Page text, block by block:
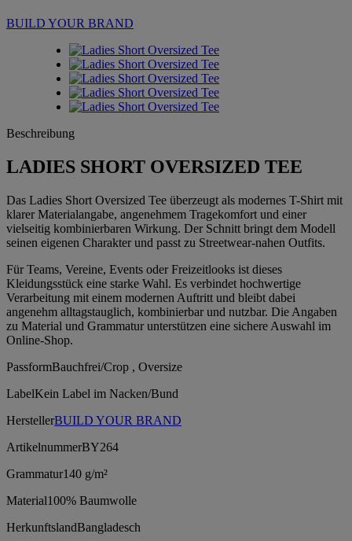
BUILD YOUR BRAND
Beschreibung
LADIES SHORT OVERSIZED TEE
Das Ladies Short Oversized Tee überzeugt als modernes T-Shirt mit
klarer Materialangabe, angenehmem Tragekomfort und einer
vielseitig kombinierbaren Wirkung. Der Schnitt bringt dem Modell
seinen eigenen Charakter und passt zu Streetwear-nahen Outfits.
Für Teams, Vereine, Events oder Freizeitlooks ist dieses
Kleidungsstück eine starke Wahl. Es verbindet hochwertige
Verarbeitung mit einem modernen Auftritt und bleibt dabei
angenehm alltagstauglich, kombinierbar und nutzbar. Die Angaben
zu Material und Grammatur unterstützen eine sichere Auswahl im
Online-Shop.
PassformBauchfrei/Crop , Oversize
LabelKein Label im Nacken/Bund
HerstellerBUILD YOUR BRAND
ArtikelnummerBY264
Grammatur140 g/m²
Material100% Baumwolle
HerkunftslandBangladesch